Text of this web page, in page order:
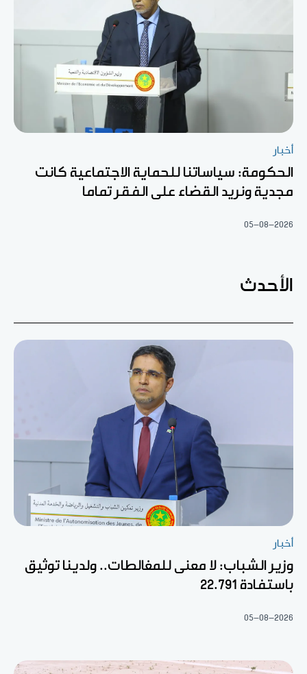
أخبار
الحكومة: سياساتنا للحماية الاجتماعية كانت
مجدية ونريد القضاء على الفقر تماما
05-08-2026
الأحدث
أخبار
وزير الشباب: لا معنى للمغالطات.. ولدينا توثيق
باستفادة 22.791
05-08-2026